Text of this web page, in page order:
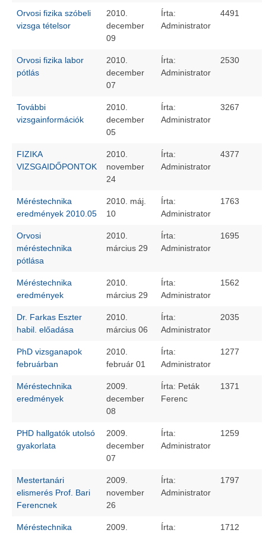
Orvosi fizika szóbeli
vizsga tételsor
2010.
december
09
Írta:
Administrator
4491
Orvosi fizika labor
pótlás
2010.
december
07
Írta:
Administrator
2530
További
vizsgainformációk
2010.
december
05
Írta:
Administrator
3267
FIZIKA
VIZSGAIDŐPONTOK
2010.
november
24
Írta:
Administrator
4377
Méréstechnika
eredmények 2010.05
2010. máj.
10
Írta:
Administrator
1763
Orvosi
méréstechnika
pótlása
2010.
március 29
Írta:
Administrator
1695
Méréstechnika
eredmények
2010.
március 29
Írta:
Administrator
1562
Dr. Farkas Eszter
habil. előadása
2010.
március 06
Írta:
Administrator
2035
PhD vizsganapok
februárban
2010.
február 01
Írta:
Administrator
1277
Méréstechnika
eredmények
2009.
december
08
Írta: Peták
Ferenc
1371
PHD hallgatók utolsó
gyakorlata
2009.
december
07
Írta:
Administrator
1259
Mestertanári
elismerés Prof. Bari
Ferencnek
2009.
november
26
Írta:
Administrator
1797
Méréstechnika
2009.
Írta:
1712